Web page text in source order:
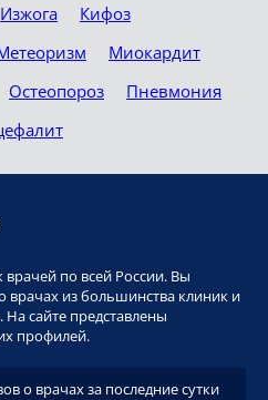
Изжога
Кифоз
Миокардит
Остеопороз
Пневмония
врачей по всей России. Вы
из большинства клиник и
сайте представлены
профилей.
о врачах за последние сутки